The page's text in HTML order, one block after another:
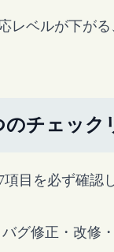
レベルが下が
チェック
目を必ず確認
グ修正・改修